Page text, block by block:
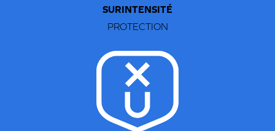
SURINTENSITÉ
PROTECTION